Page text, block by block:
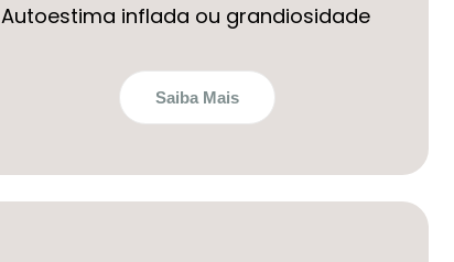
Autoestima inflada ou grandiosidade
Saiba Mais